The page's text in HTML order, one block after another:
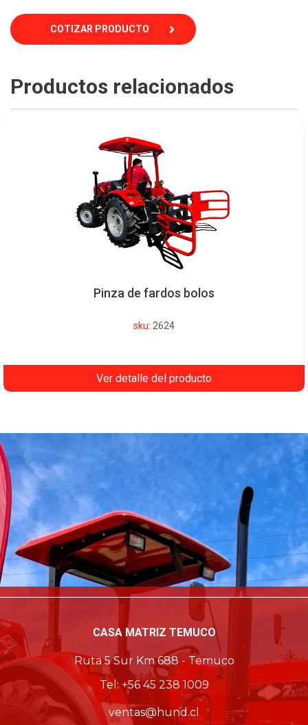
COTIZAR PRODUCTO
Productos relacionados
Pinza de fardos bolos
sku: 2624
Ver detalle del producto
CASA MATRIZ TEMUCO
Ruta 5 Sur Km 688 - Temuco
Tel: +56 45 238 1009
ventas@hund.cl